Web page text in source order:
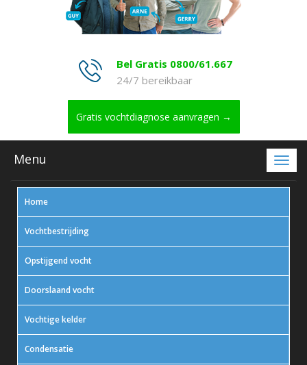
Bel Gratis 0800/61.667
24/7 bereikbaar
Gratis vochtdiagnose aanvragen →
Menu
Home
Vochtbestrijding
Opstijgend vocht
Doorslaand vocht
Vochtige kelder
Condensatie